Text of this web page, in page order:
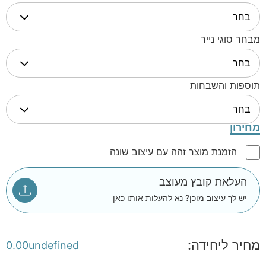
מבחר סוגי נייר
תוספות והשבחות
מחירון
הזמנת מוצר זהה עם עיצוב שונה
העלאת קובץ מעוצב
יש לך עיצוב מוכן? נא להעלות אותו כאן
מחיר ליחידה: 0.00undefined